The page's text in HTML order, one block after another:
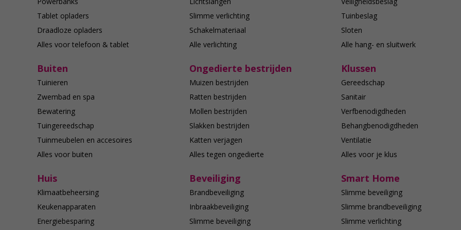
Tablet opladers
Draadloze opladers
Alles voor telefoon & tablet
Slimme verlichting
Schakelmateriaal
Alle verlichting
Tuinbeslag
Sloten
Alle hang- en sluitwerk
Buiten
Tuinieren
Zwembad en spa
Bewatering
Tuingereedschap
Tuinmeubelen en accesoires
Alles voor buiten
Ongedierte bestrijden
Muizen bestrijden
Ratten bestrijden
Mollen bestrijden
Slakken bestrijden
Katten verjagen
Alles tegen ongedierte
Klussen
Gereedschap
Sanitair
Verfbenodigdheden
Behangbenodigdheden
Ventilatie
Alles voor je klus
Huis
Klimaatbeheersing
Keukenapparaten
Energiebesparing
Beveiliging
Brandbeveiliging
Inbraakbeveiliging
Slimme beveiliging
Smart Home
Slimme beveiliging
Slimme brandbeveiliging
Slimme verlichting